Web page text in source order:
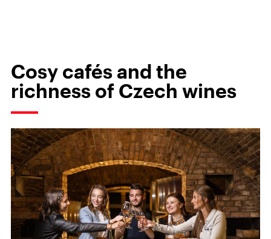
Cosy cafés and the
richness of Czech wines